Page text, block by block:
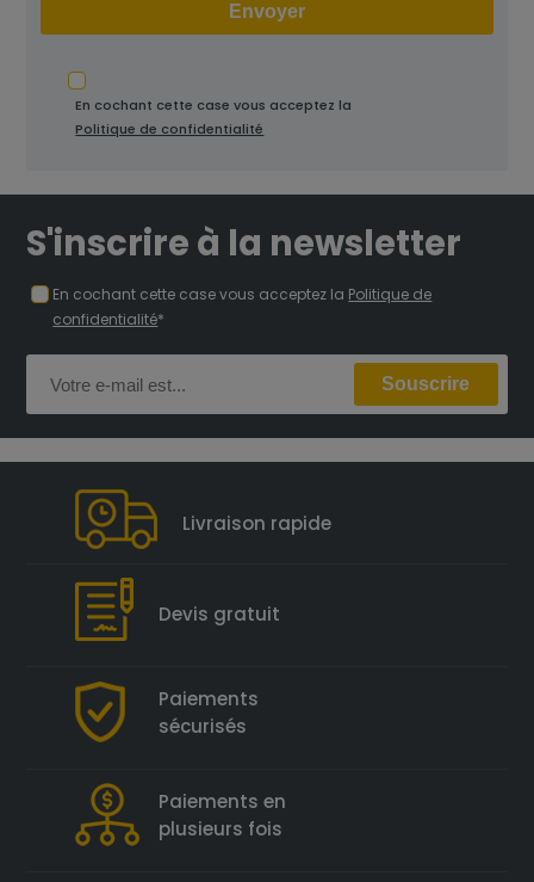
En cochant cette case vous acceptez la
Politique de confidentialité
S'inscrire à la newsletter
En cochant cette case vous acceptez la Politique de
confidentialité*
Livraison rapide
Devis gratuit
Paiements
sécurisés
Paiements en
plusieurs fois